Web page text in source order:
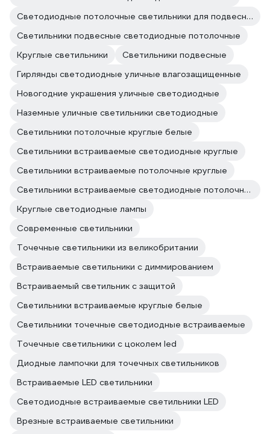
Светодиодные потолочные светильники для подвесного потолка
Светильники подвесные светодиодные потолочные
Круглые светильники
Светильники подвесные
Гирлянды светодиодные уличные влагозащищенные
Новогодние украшения уличные светодиодные
Наземные уличные светильники cветодиодные
Светильники потолочные круглые белые
Светильники встраиваемые светодиодные круглые
Светильники встраиваемые потолочные круглые
Светильники встраиваемые светодиодные потолочные круглые
Круглые светодиодные лампы
Современные светильники
Точечные светильники из великобритании
Встраиваемые светильники с диммированием
Встраиваемый светильник с защитой
Светильники встраиваемые круглые белые
Светильники точечные светодиодные встраиваемые
Точечные светильники с цоколем led
Диодные лампочки для точечных светильников
Встраиваемые LED светильники
Светодиодные встраиваемые светильники LED
Врезные встраиваемые светильники